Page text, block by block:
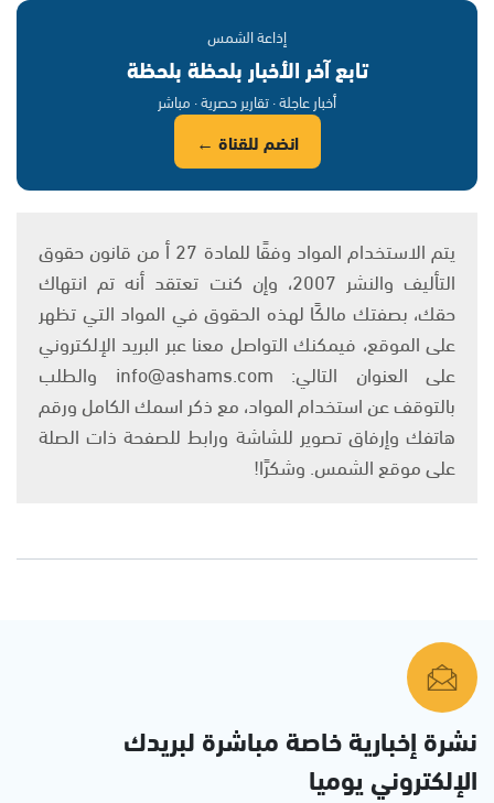
إذاعة الشمس
تابع آخر الأخبار بلحظة بلحظة
أخبار عاجلة · تقارير حصرية · مباشر
انضم للقناة ←
يتم الاستخدام المواد وفقًا للمادة 27 أ من قانون حقوق
التأليف والنشر 2007، وإن كنت تعتقد أنه تم انتهاك
حقك، بصفتك مالكًا لهذه الحقوق في المواد التي تظهر
على الموقع، فيمكنك التواصل معنا عبر البريد الإلكتروني
على العنوان التالي: info@ashams.com والطلب
بالتوقف عن استخدام المواد، مع ذكر اسمك الكامل ورقم
هاتفك وإرفاق تصوير للشاشة ورابط للصفحة ذات الصلة
على موقع الشمس. وشكرًا!
نشرة إخبارية خاصة مباشرة لبريدك
الإلكتروني يوميا